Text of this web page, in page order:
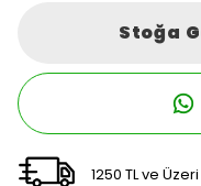
Stoğa
1250 TL ve